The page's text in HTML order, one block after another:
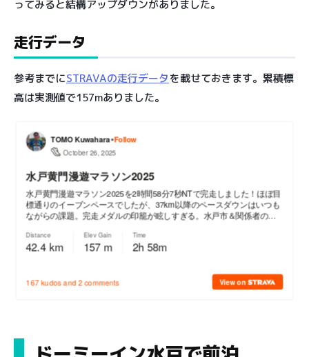
ってみると結構アップダウンがありました。
走行データ
参考までにSTRAVAの走行データを載せておきます。累積標
高は実測値で157mありました。